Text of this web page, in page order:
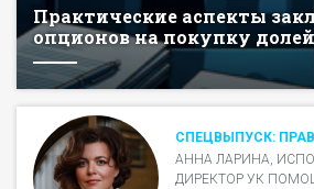
Практические аспекты
опционов на покупку
СПЕЦВЫПУСК:
АННА ЛАРИНА,
ДИРЕКТОР УК